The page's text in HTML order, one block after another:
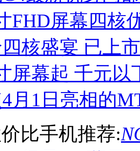
FHD屏幕四核
核盛宴 已上
屏幕起 千元以
月1日亮相的
比手机推荐: